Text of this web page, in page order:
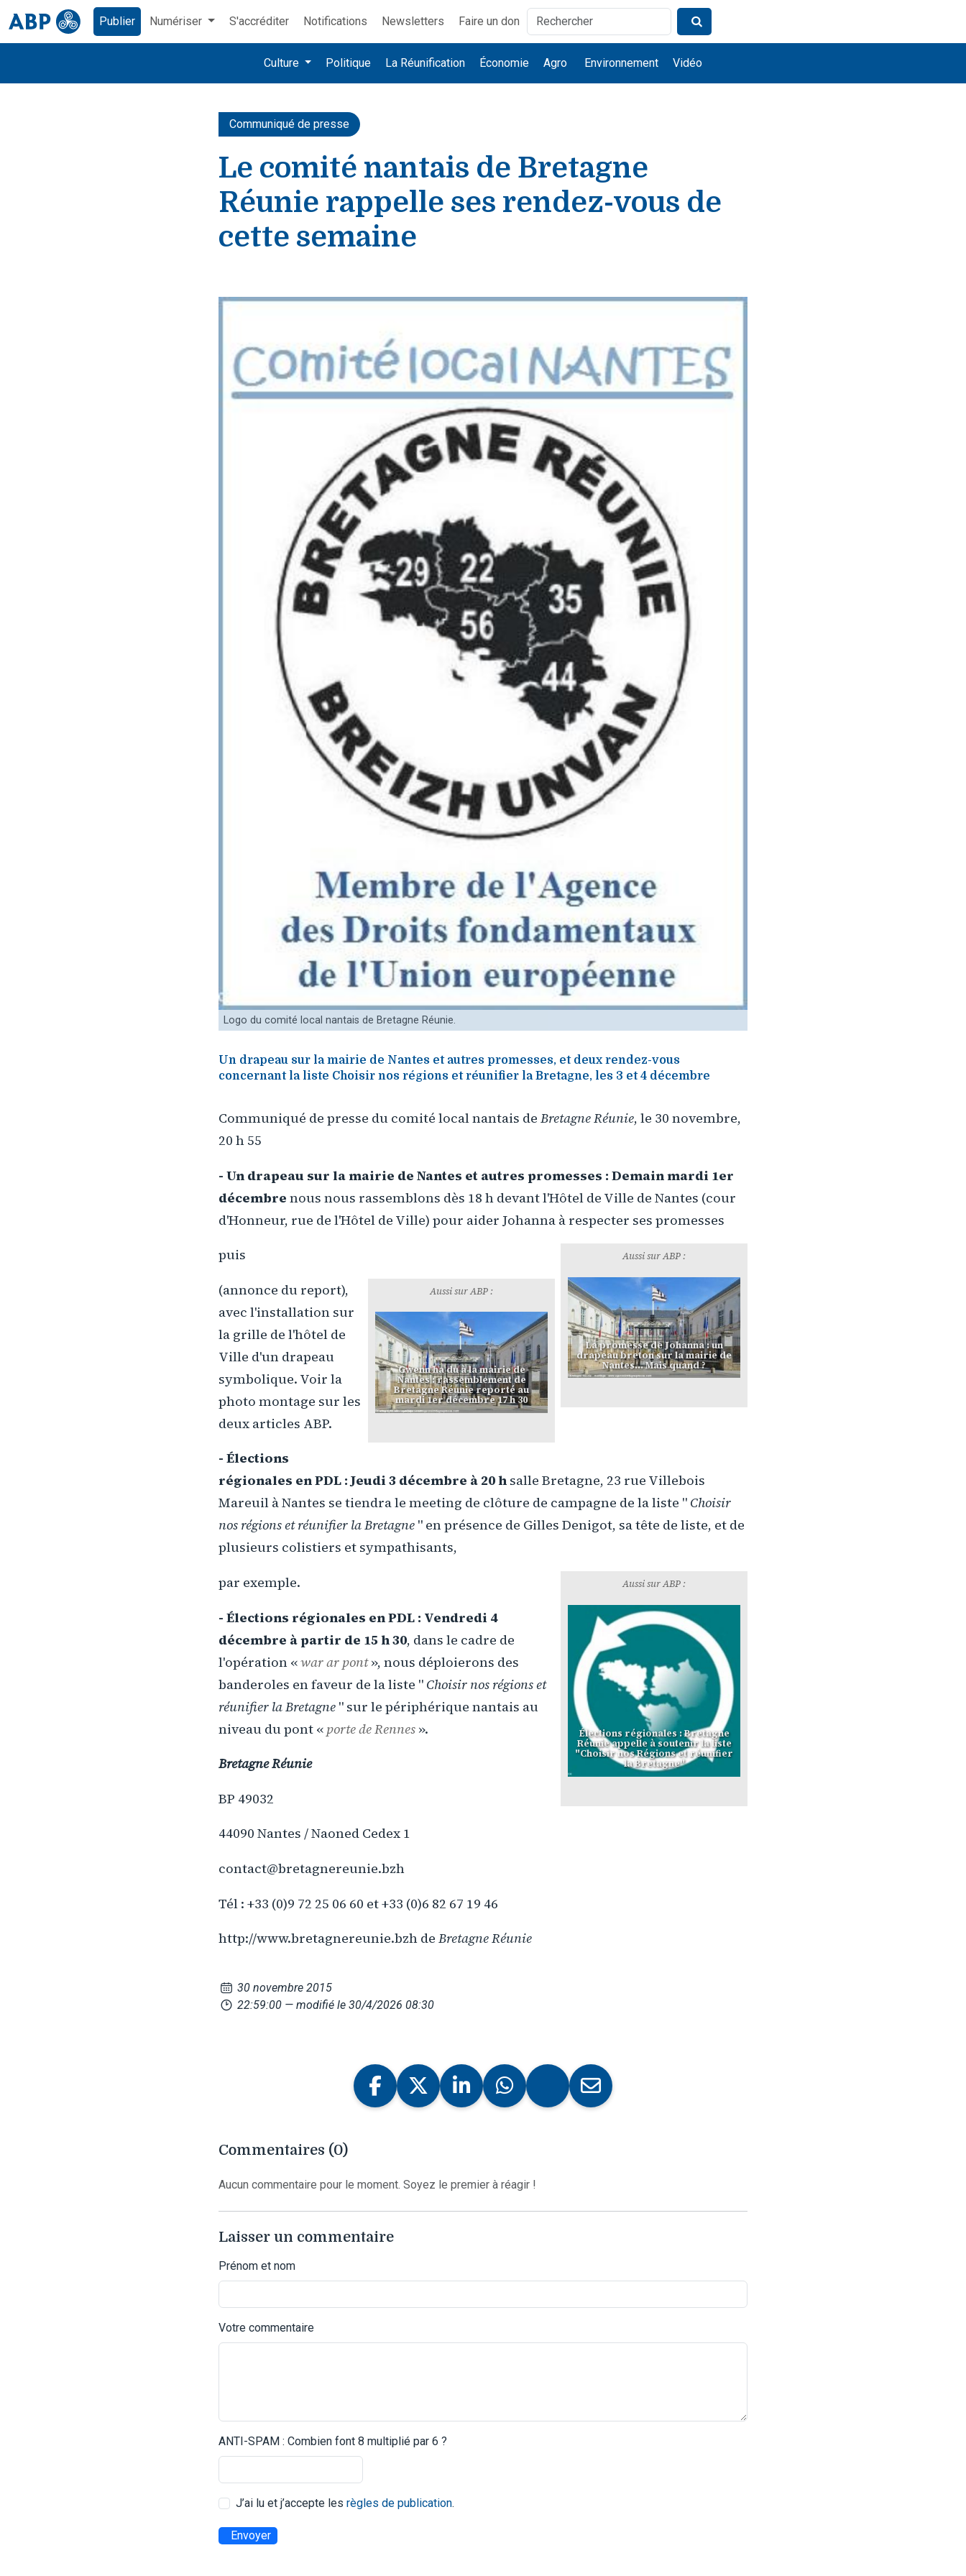
Publier Numériser S'accréditer Notifications Newsletters Faire un don
Culture Politique La Réunification Économie Agro Environnement Vidéo
Communiqué de presse
Le comité nantais de Bretagne
Réunie rappelle ses rendez-vous de
cette semaine
Logo du comité local nantais de Bretagne Réunie.
Un drapeau sur la mairie de Nantes et autres promesses, et deux rendez-vous
concernant la liste Choisir nos régions et réunifier la Bretagne, les 3 et 4 décembre
Communiqué de presse du comité local nantais de Bretagne Réunie, le 30 novembre,
20 h 55
- Un drapeau sur la mairie de Nantes et autres promesses : Demain mardi 1er
décembre nous nous rassemblons dès 18 h devant l'Hôtel de Ville de Nantes (cour
d'Honneur, rue de l'Hôtel de Ville) pour aider Johanna à respecter ses promesses
Aussi sur ABP :
La promesse de Johanna : un
drapeau breton sur la mairie de
Nantes... Mais quand ?
puis
Aussi sur ABP :
Gwenn ha du à la mairie de
Nantes : rassemblement de
Bretagne Réunie reporté au
mardi 1er décembre 17 h 30
(annonce du report),
avec l'installation sur
la grille de l'hôtel de
Ville d'un drapeau
symbolique. Voir la
photo montage sur les
deux articles ABP.
- Élections
régionales en PDL : Jeudi 3 décembre à 20 h salle Bretagne, 23 rue Villebois
Mareuil à Nantes se tiendra le meeting de clôture de campagne de la liste " Choisir
nos régions et réunifier la Bretagne " en présence de Gilles Denigot, sa tête de liste, et de
plusieurs colistiers et sympathisants,
Aussi sur ABP :
Élections régionales : Bretagne
Réunie appelle à soutenir la liste
"Choisir nos Régions et réunifier
la Bretagne"
par exemple.
- Élections régionales en PDL : Vendredi 4
décembre à partir de 15 h 30, dans le cadre de
l'opération «war ar pont», nous déploierons des
banderoles en faveur de la liste " Choisir nos régions et
réunifier la Bretagne " sur le périphérique nantais au
niveau du pont « porte de Rennes ».
Bretagne Réunie
BP 49032
44090 Nantes / Naoned Cedex 1
contact@bretagnereunie.bzh
Tél : +33 (0)9 72 25 06 60 et +33 (0)6 82 67 19 46
http://www.bretagnereunie.bzh de Bretagne Réunie
30 novembre 2015
22:59:00 — modifié le 30/4/2026 08:30
Commentaires (0)
Aucun commentaire pour le moment. Soyez le premier à réagir !
Laisser un commentaire
Prénom et nom
Votre commentaire
ANTI-SPAM : Combien font 8 multiplié par 6 ?
J’ai lu et j’accepte les règles de publication.
Envoyer